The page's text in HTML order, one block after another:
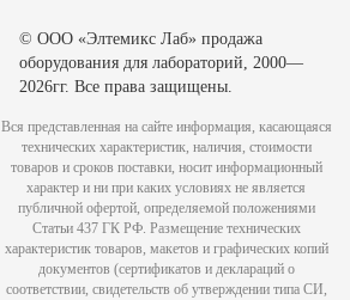
© ООО «Элтемикс Лаб» продажа
оборудования для лабораторий, 2000—
2026гг. Все права защищены.
Вся представленная на сайте информация, касающаяся
технических характеристик, наличия, стоимости
товаров и сроков поставки, носит информационный
характер и ни при каких условиях не является
публичной офертой, определяемой положениями
Статьи 437 ГК РФ. Размещение технических
характеристик товаров, макетов и графических копий
документов (сертификатов и деклараций о
соответствии, свидетельств об утверждении типа СИ,